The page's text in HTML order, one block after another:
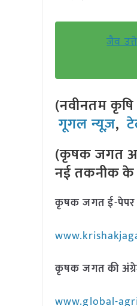
जैव
(नवीनतम
गूगल न्यूज़,
(कृषक जगत
नई तकनीक के
कृषक जगत ई-पेपर
कृषक जगत की
www.global-